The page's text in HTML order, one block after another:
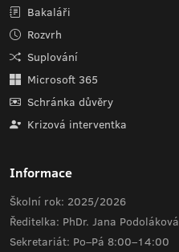
Bakaláři
Rozvrh
Suplování
Microsoft 365
Schránka důvěry
Krizová interventka
Informace
Školní rok: 2025/2026
Ředitelka: PhDr. Jana Podoláková
Sekretariát: Po–Pá 8:00–14:00